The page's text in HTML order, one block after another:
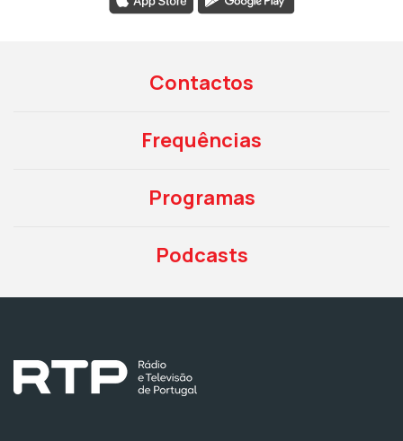
Contactos
Frequências
Programas
Podcasts